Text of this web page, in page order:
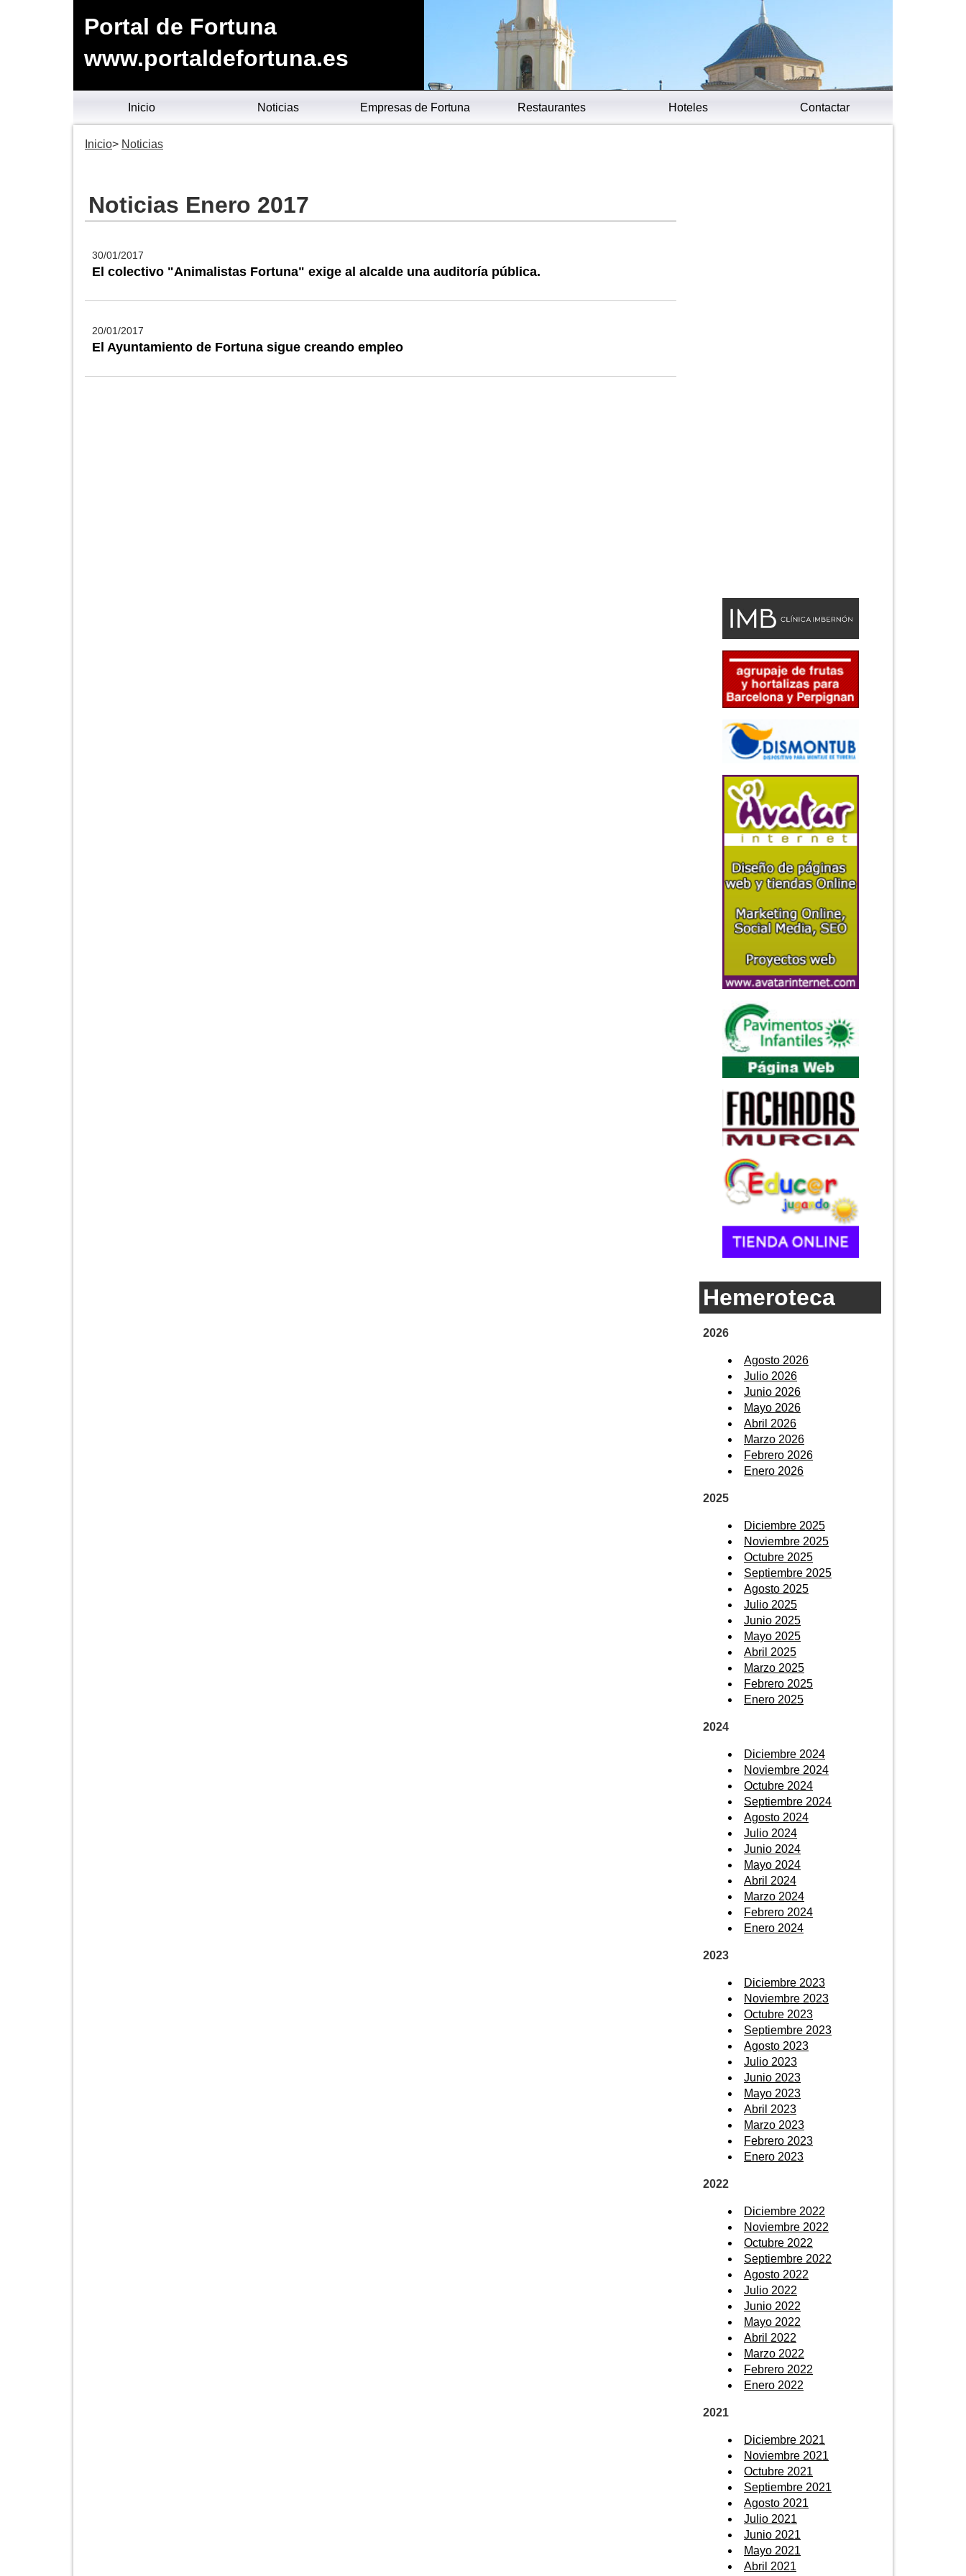
Portal de Fortuna
www.portaldefortuna.es
Inicio Noticias Empresas de Fortuna Restaurantes Hoteles Contactar
Inicio Noticias
Noticias Enero 2017
30/01/2017
El colectivo "Animalistas Fortuna" exige al alcalde una auditoría pública.
20/01/2017
El Ayuntamiento de Fortuna sigue creando empleo
Hemeroteca
2026
Agosto 2026
Julio 2026
Junio 2026
Mayo 2026
Abril 2026
Marzo 2026
Febrero 2026
Enero 2026
2025
Diciembre 2025
Noviembre 2025
Octubre 2025
Septiembre 2025
Agosto 2025
Julio 2025
Junio 2025
Mayo 2025
Abril 2025
Marzo 2025
Febrero 2025
Enero 2025
2024
Diciembre 2024
Noviembre 2024
Octubre 2024
Septiembre 2024
Agosto 2024
Julio 2024
Junio 2024
Mayo 2024
Abril 2024
Marzo 2024
Febrero 2024
Enero 2024
2023
Diciembre 2023
Noviembre 2023
Octubre 2023
Septiembre 2023
Agosto 2023
Julio 2023
Junio 2023
Mayo 2023
Abril 2023
Marzo 2023
Febrero 2023
Enero 2023
2022
Diciembre 2022
Noviembre 2022
Octubre 2022
Septiembre 2022
Agosto 2022
Julio 2022
Junio 2022
Mayo 2022
Abril 2022
Marzo 2022
Febrero 2022
Enero 2022
2021
Diciembre 2021
Noviembre 2021
Octubre 2021
Septiembre 2021
Agosto 2021
Julio 2021
Junio 2021
Mayo 2021
Abril 2021